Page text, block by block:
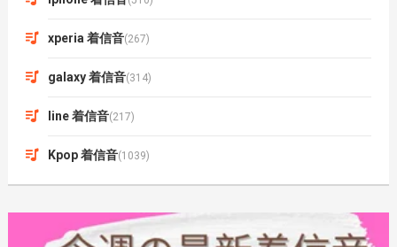
xperia 着信音(267)
galaxy 着信音(314)
line 着信音(217)
Kpop 着信音(1039)